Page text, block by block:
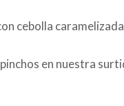
cebolla
en nuestra